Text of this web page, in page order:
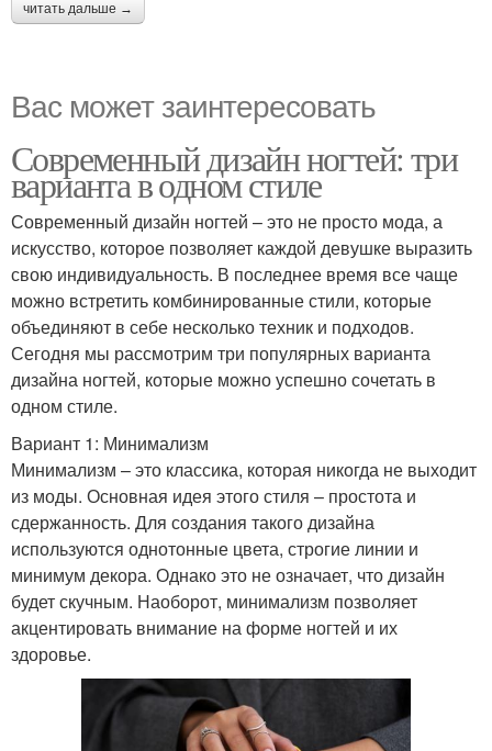
читать дальше →
Вас может заинтересовать
Современный дизайн ногтей: три
варианта в одном стиле
Современный дизайн ногтей – это не просто мода, а
искусство, которое позволяет каждой девушке выразить
свою индивидуальность. В последнее время все чаще
можно встретить комбинированные стили, которые
объединяют в себе несколько техник и подходов.
Сегодня мы рассмотрим три популярных варианта
дизайна ногтей, которые можно успешно сочетать в
одном стиле.
Вариант 1: Минимализм
Минимализм – это классика, которая никогда не выходит
из моды. Основная идея этого стиля – простота и
сдержанность. Для создания такого дизайна
используются однотонные цвета, строгие линии и
минимум декора. Однако это не означает, что дизайн
будет скучным. Наоборот, минимализм позволяет
акцентировать внимание на форме ногтей и их
здоровье.